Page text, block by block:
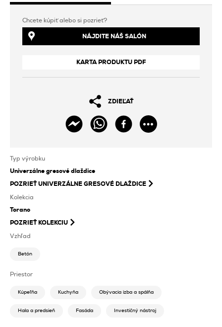
Chcete kúpiť alebo si pozrieť?
NÁJDITE NÁŠ SALÓN
KARTA PRODUKTU PDF
ZDIEĽAŤ
Typ výrobku
Univerzálne gresové dlaždice
POZRIEŤUNIVERZÁLNE GRESOVÉ DLAŽDICE
Kolekcia
Torano
POZRIEŤ KOLEKCIU
Vzhľad
Betón
Priestor
Kúpeľňa Kuchyňa Obývacia izba a spálňa
Hala a predsieň Fasáda Investičný nástroj